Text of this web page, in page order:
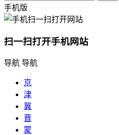
手机版
扫一扫打开手机网站
导航 导航
京
津
冀
晋
蒙